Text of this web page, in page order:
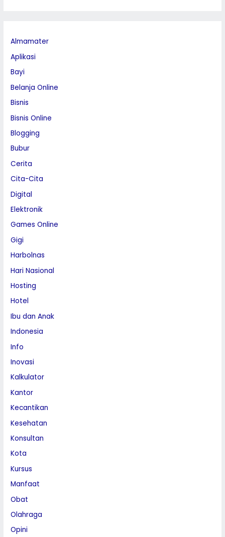
Almamater
Aplikasi
Bayi
Belanja Online
Bisnis
Bisnis Online
Blogging
Bubur
Cerita
Cita-Cita
Digital
Elektronik
Games Online
Gigi
Harbolnas
Hari Nasional
Hosting
Hotel
Ibu dan Anak
Indonesia
Info
Inovasi
Kalkulator
Kantor
Kecantikan
Kesehatan
Konsultan
Kota
Kursus
Manfaat
Obat
Olahraga
Opini